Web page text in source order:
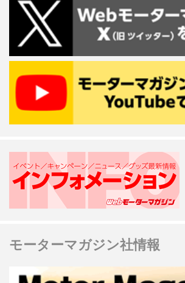
モーターマガジン社情報